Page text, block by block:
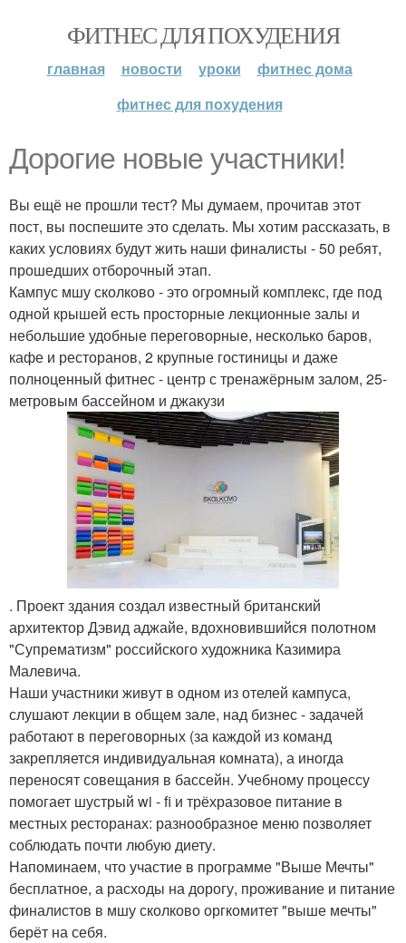
ФИТНЕС ДЛЯ ПОХУДЕНИЯ
главная новости уроки
фитнес дома
фитнес для похудения
Дорогие новые участники!
Вы ещё не прошли тест? Мы думаем, прочитав этот
пост, вы поспешите это сделать. Мы хотим рассказать, в
каких условиях будут жить наши финалисты - 50 ребят,
прошедших отборочный этап.
Кампус мшу сколково - это огромный комплекс, где под
одной крышей есть просторные лекционные залы и
небольшие удобные переговорные, несколько баров,
кафе и ресторанов, 2 крупные гостиницы и даже
полноценный фитнес - центр с тренажёрным залом, 25-
метровым бассейном и джакузи
. Проект здания создал известный британский
архитектор Дэвид аджайе, вдохновившийся полотном
"Супрематизм" российского художника Казимира
Малевича.
Наши участники живут в одном из отелей кампуса,
слушают лекции в общем зале, над бизнес - задачей
работают в переговорных (за каждой из команд
закрепляется индивидуальная комната), а иногда
переносят совещания в бассейн. Учебному процессу
помогает шустрый wi - fi и трёхразовое питание в
местных ресторанах: разнообразное меню позволяет
соблюдать почти любую диету.
Напоминаем, что участие в программе "Выше Мечты"
бесплатное, а расходы на дорогу, проживание и питание
финалистов в мшу сколково оргкомитет "выше мечты"
берёт на себя.